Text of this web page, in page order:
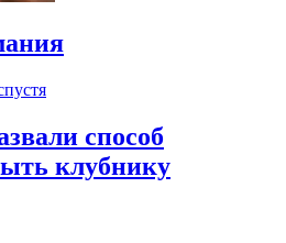
способ
клубнику